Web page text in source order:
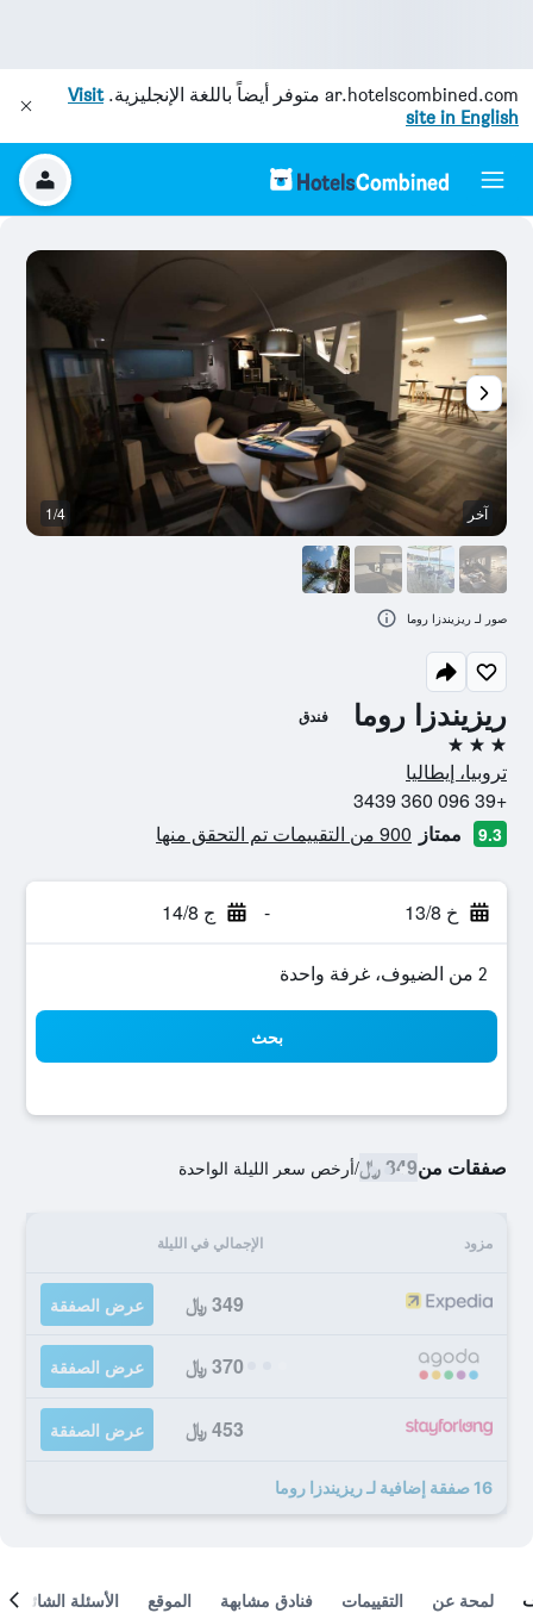
ar.hotelscombined.com متوفر أيضاً باللغة الإنجليزية.Visit
site in English
ريزيندزا روما فندق
3 نجوم
تروبيا، إيطاليا
+39 096 360 3439
9.3 ممتاز 900 من التقييمات تم التحقق منها
خ 13/8 - ج 14/8
2 من الضيوف، غرفة واحدة
بحث
صفقات من349 ﷼ /أرخص سعر الليلة الواحدة
مزود الإجمالي في الليلة
349 ﷼ عرض الصفقة
370 ﷼ عرض الصفقة
453 ﷼ عرض الصفقة
16 صفقة إضافية لـ ريزيندزا روما
آخر 1/4
صور لـ ريزيندزا روما
لمحة عن التقييمات فنادق مشابهة الموقع الأسئلة الشائعة